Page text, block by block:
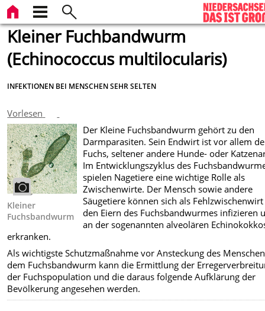
Kleiner Fuchbandwurm
(Echinococcus multilocularis)
INFEKTIONEN BEI MENSCHEN SEHR SELTEN
Vorlesen
Kleiner
Fuchsbandwurm
Der Kleine Fuchsbandwurm gehört zu den
Darmparasiten. Sein Endwirt ist vor allem
Fuchs, seltener andere Hunde- oder
Im Entwicklungszyklus des
spielen Nagetiere eine wichtige Rolle als
Zwischenwirte. Der Mensch sowie andere
Säugetiere können sich als
den Eiern des Fuchsbandwurmes infizieren
an der sogenannten alveolären
erkranken.
Als wichtigste Schutzmaßnahme vor Ansteckung des
dem Fuchsbandwurm kann die Ermittlung der
der Fuchspopulation und die daraus folgende Aufklärung der
Bevölkerung angesehen werden.